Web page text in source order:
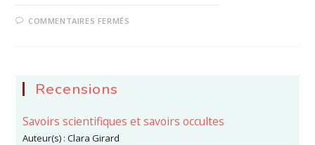
COMMENTAIRES FERMÉS
Recensions
Savoirs scientifiques et savoirs occultes
Auteur(s) :Clara Girard